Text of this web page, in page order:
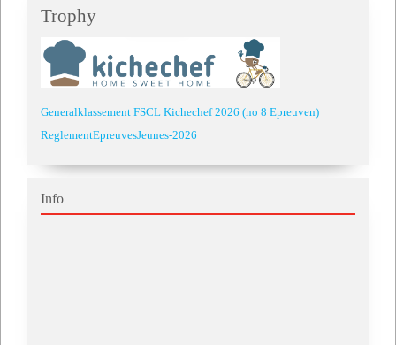
Trophy
Generalklassement FSCL Kichechef 2026 (no 8 Epreuven)
ReglementEpreuvesJeunes-2026
Info